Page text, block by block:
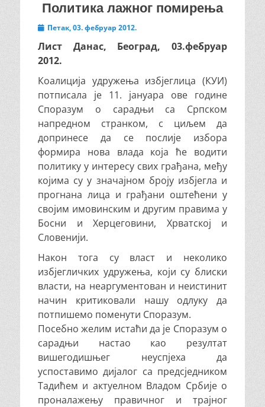
Политика лажног помирења
PostedПетак, 03. фебруар 2012.
Лист Данас, Београд, 03.фебруар
2012.
Коалиција удружења избјеглица (КУИ)
потписала је 11. јануара ове године
Споразум о сарадњи са Српском
напредном странком, с циљем да
допринесе да се послије избора
формира нова влада која ће водити
политику у интересу свих грађана, међу
којима су у значајном броју избјегла и
прогнана лица и грађани оштећени у
својим имовинским и другим правима у
Босни и Херцеговини, Хрватској и
Словенији.
Након тога су власт и неколико
избјегличких удружења, који су блиски
власти, на неаргументован и неистинит
начин критиковали нашу одлуку да
потпишемо поменути Споразум.
Посебно желим истаћи да је Споразум о
сарадњи настао као резултат
вишегодишњег неуспјеха да
успоставимо дијалог са предсједником
Тадићем и актуелном Владом Србије о
проналажењу правичног и трајног